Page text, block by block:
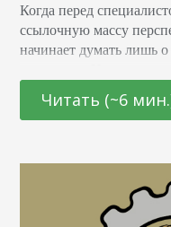
Когда перед
ссылочную массу
начинает думать лишь
Приятеля сразу
объявлений на
кликнул. Следующая
Читать (~6